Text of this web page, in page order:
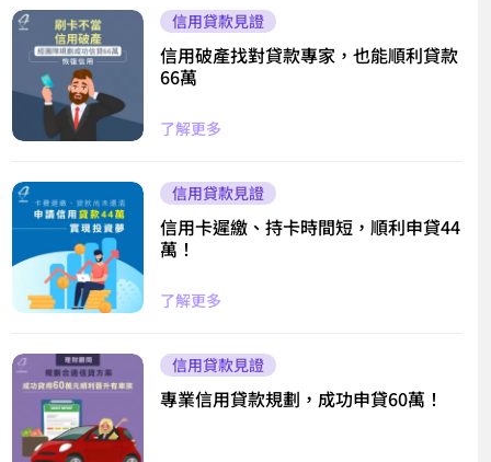
信用貸款見證
信用破產找對貸款專家，也能順利貸款
66萬
了解更多
信用貸款見證
信用卡遲繳、持卡時間短，順利申貸44
萬！
了解更多
信用貸款見證
專業信用貸款規劃，成功申貸60萬！